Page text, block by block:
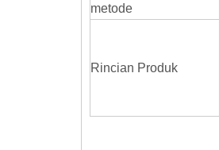
metode
Rincian Produk